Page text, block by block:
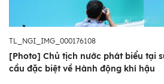
TL_NGI_IMG_000176108
[Photo] Chủ tịch nước phát biểu tại
cầu đặc biệt về Hành động khí hậu